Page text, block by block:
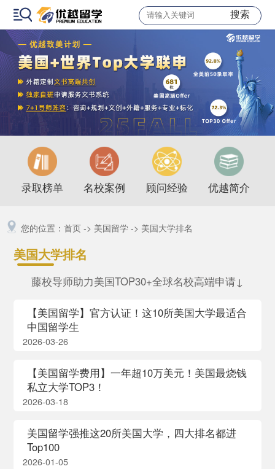
搜索
录取榜单 名校案例 顾问经验 优越简介
您的位置： 首页-> 美国留学-> 美国大学排名
美国大学排名
藤校导师助力美国TOP30+全球名校高端申请↓
【美国留学】官方认证！这10所美国大学最适合
中国留学生
2026-03-26
【美国留学费用】一年超10万美元！美国最烧钱
私立大学TOP3！
2026-03-18
美国留学强推这20所美国大学，四大排名都进
Top100
2026-01-05